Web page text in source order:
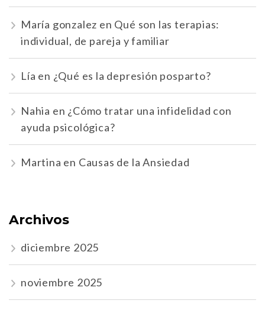
María gonzalez en Qué son las terapias:
individual, de pareja y familiar
Lía en ¿Qué es la depresión posparto?
Nahia en ¿Cómo tratar una infidelidad con
ayuda psicológica?
Martina en Causas de la Ansiedad
Archivos
diciembre 2025
noviembre 2025